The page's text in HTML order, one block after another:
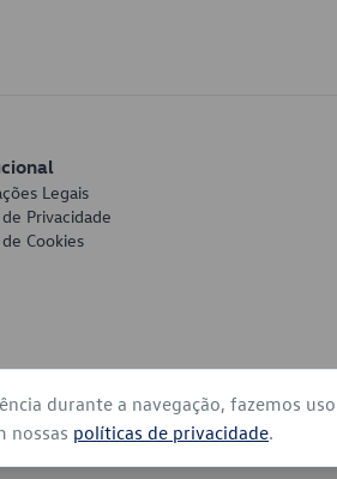
Legais
Privacidade
Cookies
- Todos os direitos reservados
durante a navegação, fazemos
nossas políticas de privacidade.